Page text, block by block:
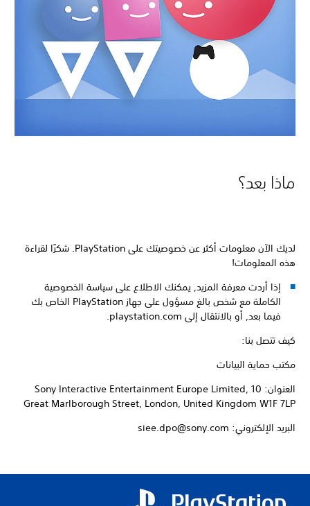
ماذا بعد؟
لديك الآن معلومات أكثر عن خصوصيتك على PlayStation‏. شكرًا لقراءة
هذه المعلومات!
إذا أردت معرفة المزيد, يمكنك الاطلاع على سياسة الخصوصية
الكاملة مع شخص بالغ مسؤول على جهاز PlayStation الخاص بك
فيما بعد, أو بالانتقال إلى playstation.com‏.
كيف تتصل بنا:
مكتب حماية البيانات
العنوان: ‎Sony Interactive Entertainment Europe Limited, 10
Great Marlborough Street, London, United Kingdom W1F 7LP‏
البريد الإلكتروني: siee.dpo@sony.com‏